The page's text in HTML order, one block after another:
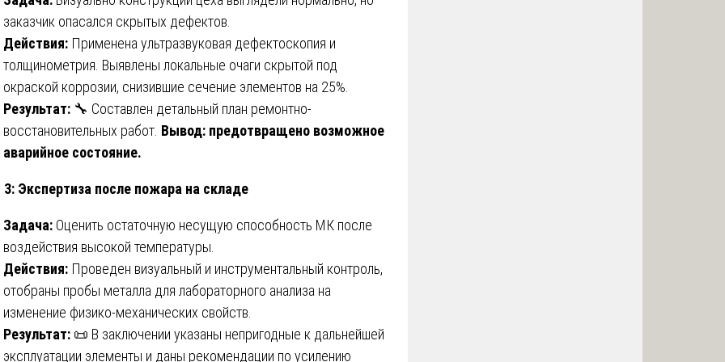
заказчик опасался скрытых дефектов.
Действия: Применена ультразвуковая дефектоскопия и
толщинометрия. Выявлены локальные очаги скрытой под
окраской коррозии, снизившие сечение элементов на 25%.
Результат: 🔧 Составлен детальный план ремонтно-
восстановительных работ. Вывод: предотвращено возможное
аварийное состояние.
3: Экспертиза после пожара на складе
Задача: Оценить остаточную несущую способность МК после
воздействия высокой температуры.
Действия: Проведен визуальный и инструментальный контроль,
отобраны пробы металла для лабораторного анализа на
изменение физико-механических свойств.
Результат: 📜 В заключении указаны непригодные к дальнейшей
эксплуатации элементы и даны рекомендации по усилению